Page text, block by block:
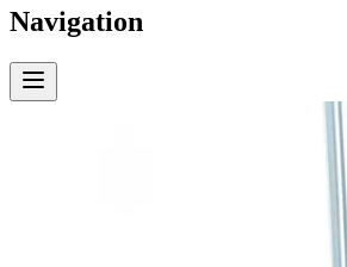
Navigation